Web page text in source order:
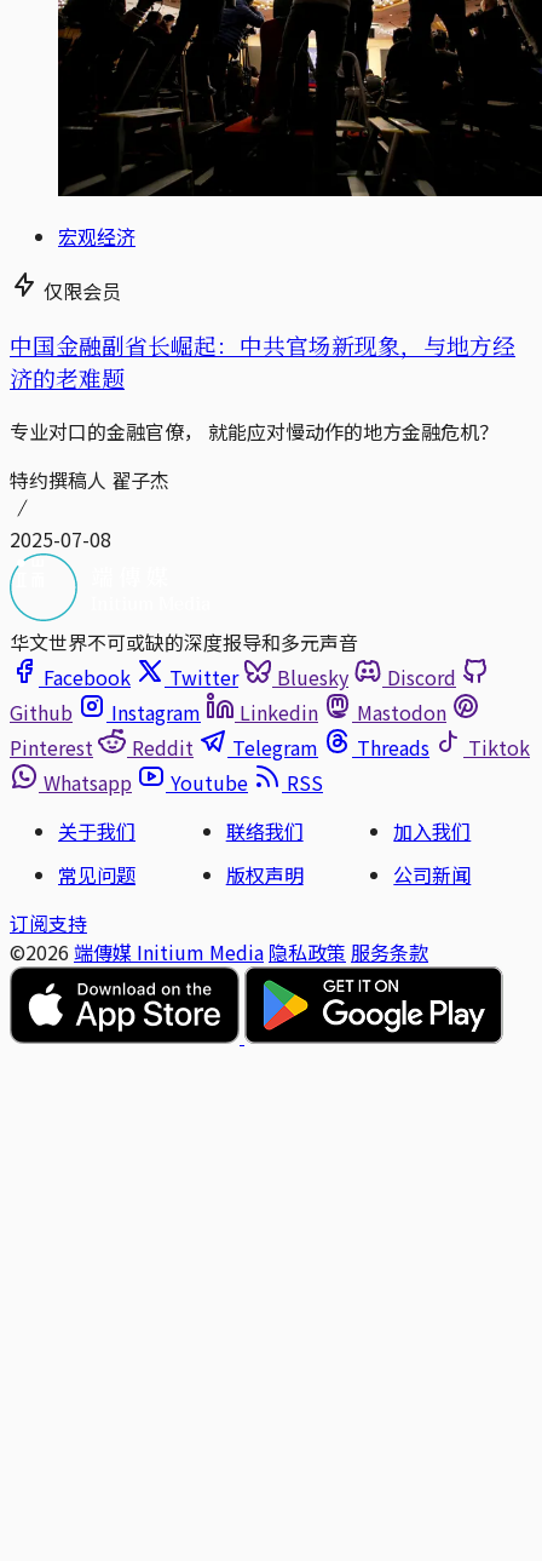
宏观经济
仅限会员
中国金融副省长崛起：中共官场新现象，与地方经
济的老难题
专业对口的金融官僚， 就能应对慢动作的地方金融危机？
特约撰稿人 翟子杰
2025-07-08
华文世界不可或缺的深度报导和多元声音
Facebook
Twitter Bluesky
Discord
Github
Instagram Linkedin
Mastodon
Pinterest
Reddit Telegram Threads
Tiktok
Whatsapp
Youtube
RSS
关于我们
联络我们
加入我们
常见问题
版权声明
公司新闻
订阅支持
©2026 端傳媒 Initium Media 隐私政策 服务条款